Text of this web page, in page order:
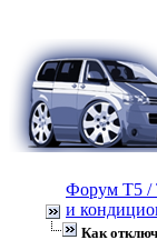
Форум Т5 /
и
Как